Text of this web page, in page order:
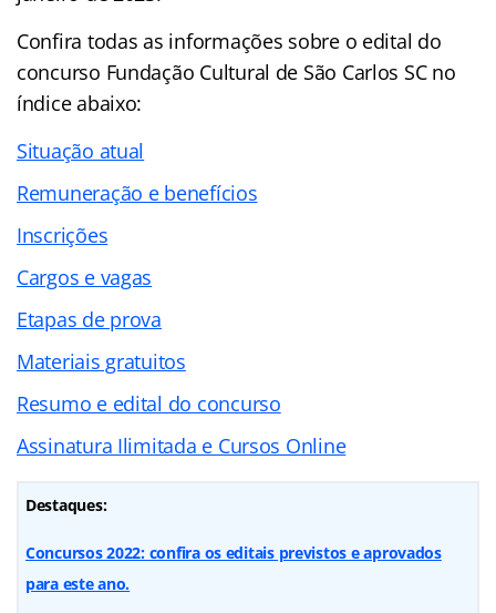
Confira todas as informações sobre o edital do
concurso Fundação Cultural de São Carlos SC no
índice abaixo:
Situação atual
Remuneração e benefícios
Inscrições
Cargos e vagas
Etapas de prova
Materiais gratuitos
Resumo e edital do concurso
Assinatura Ilimitada e Cursos Online
Destaques:
Concursos 2022: confira os editais previstos e aprovados
para este ano.